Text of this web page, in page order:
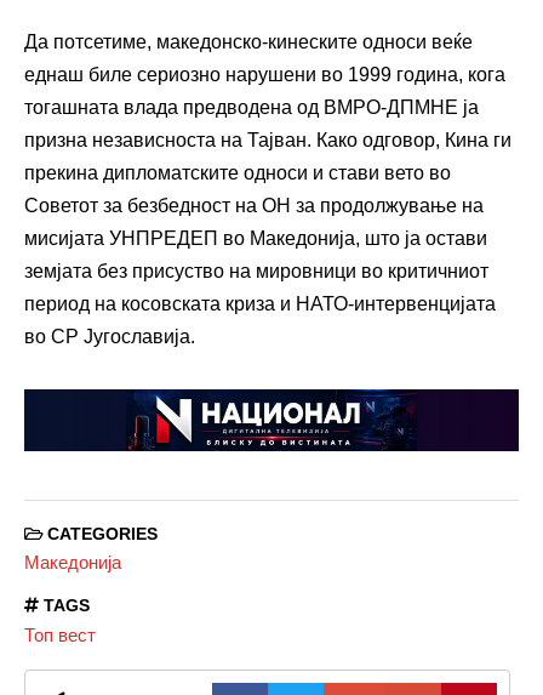
Да потсетиме, македонско-кинеските односи веќе
еднаш биле сериозно нарушени во 1999 година, кога
тогашната влада предводена од ВМРО-ДПМНЕ ја
призна независноста на Тајван. Како одговор, Кина ги
прекина дипломатските односи и стави вето во
Советот за безбедност на ОН за продолжување на
мисијата УНПРЕДЕП во Македонија, што ја остави
земјата без присуство на мировници во критичниот
период на косовската криза и НАТО-интервенцијата
во СР Југославија.
CATEGORIES
Македонија
TAGS
Топ вест